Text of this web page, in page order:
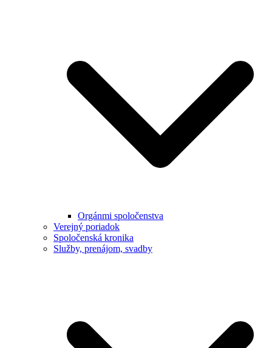
Orgánmi spoločenstva
Verejný poriadok
Spoločenská kronika
Služby, prenájom, svadby